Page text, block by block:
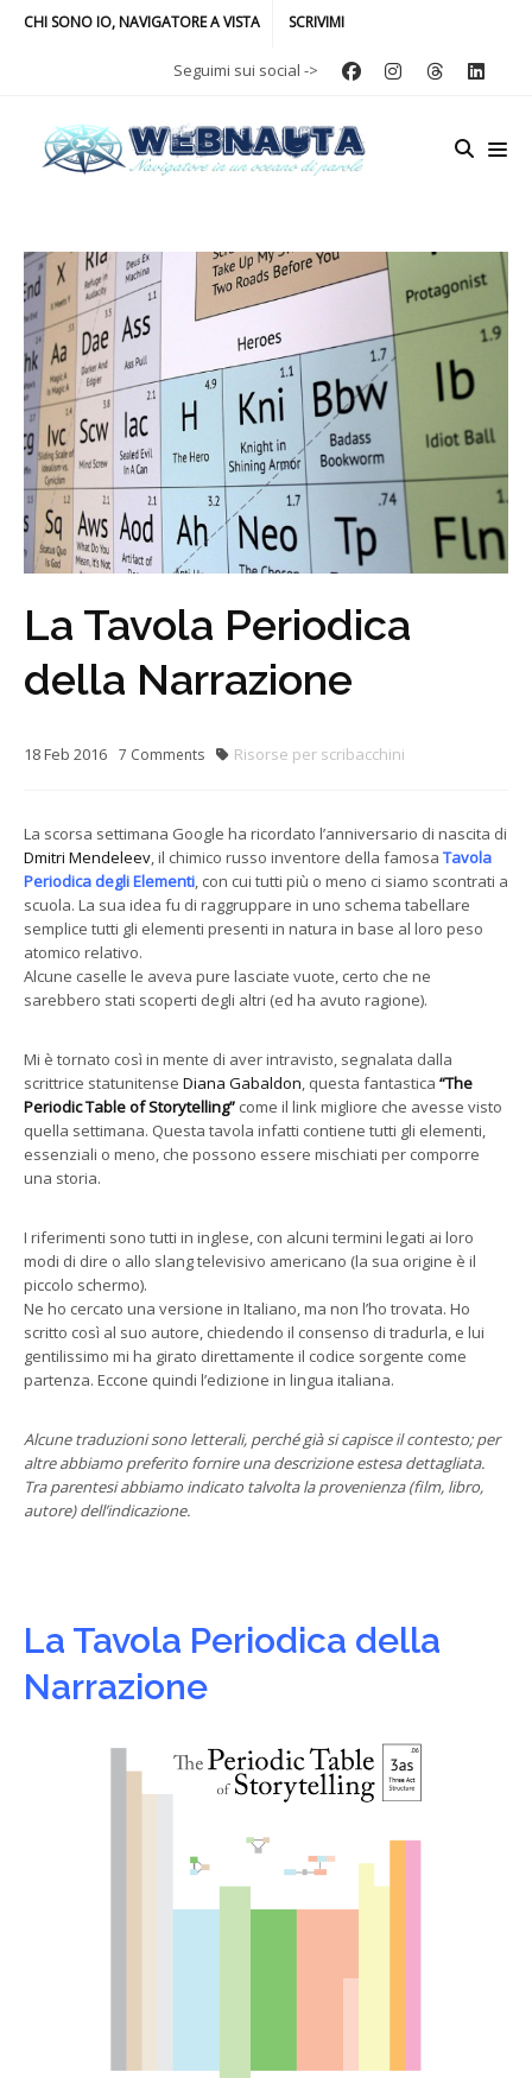
CHI SONO IO, NAVIGATORE A VISTA SCRIVIMI
Seguimi sui social ->
La Tavola Periodica
della Narrazione
18Feb 2016 7 Comments Risorse per scribacchini
La scorsa settimana Google ha ricordato l’anniversario di nascita di
Dmitri Mendeleev, il chimico russo inventore della famosa Tavola
Periodica degli Elementi, con cui tutti più o meno ci siamo scontrati a
scuola. La sua idea fu di raggruppare in uno schema tabellare
semplice tutti gli elementi presenti in natura in base al loro peso
atomico relativo.
Alcune caselle le aveva pure lasciate vuote, certo che ne
sarebbero stati scoperti degli altri (ed ha avuto ragione).
Mi è tornato così in mente di aver intravisto, segnalata dalla
scrittrice statunitense Diana Gabaldon, questa fantastica “The
Periodic Table of Storytelling” come il link migliore che avesse visto
quella settimana. Questa tavola infatti contiene tutti gli elementi,
essenziali o meno, che possono essere mischiati per comporre
una storia.
I riferimenti sono tutti in inglese, con alcuni termini legati ai loro
modi di dire o allo slang televisivo americano (la sua origine è il
piccolo schermo).
Ne ho cercato una versione in Italiano, ma non l’ho trovata. Ho
scritto così al suo autore, chiedendo il consenso di tradurla, e lui
gentilissimo mi ha girato direttamente il codice sorgente come
partenza. Eccone quindi l’edizione in lingua italiana.
Alcune traduzioni sono letterali, perché già si capisce il contesto; per
altre abbiamo preferito fornire una descrizione estesa dettagliata.
Tra parentesi abbiamo indicato talvolta la provenienza (film, libro,
autore) dell’indicazione.
La Tavola Periodica della
Narrazione